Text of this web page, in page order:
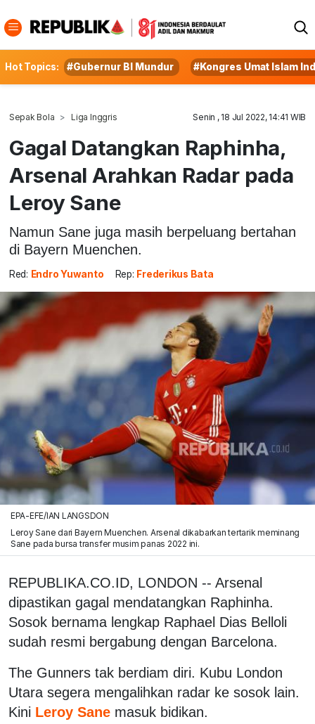
Hot Topics: #Gubernur BI Mundur #Kongres Umat Islam
Sepak Bola Liga Inggris Senin , 18 Jul 2022, 14:41 WIB
Gagal Datangkan Raphinha,
Arsenal Arahkan Radar pada
Leroy Sane
Namun Sane juga masih berpeluang bertahan
di Bayern Muenchen.
Red: Endro Yuwanto Rep: Frederikus Bata
EPA-EFE/IAN LANGSDON
Leroy Sane dari Bayern Muenchen. Arsenal dikabarkan tertarik meminang
Sane pada bursa transfer musim panas 2022 ini.
REPUBLIKA.CO.ID, LONDON -- Arsenal
dipastikan gagal mendatangkan Raphinha.
Sosok bernama lengkap Raphael Dias Belloli
sudah resmi bergabung dengan Barcelona.
The Gunners tak berdiam diri. Kubu London
Utara segera mengalihkan radar ke sosok lain.
Kini Leroy Sane masuk bidikan.